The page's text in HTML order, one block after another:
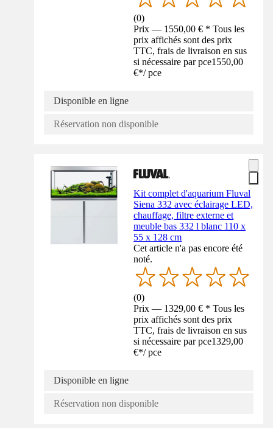
(0)
Prix — 1550,00 € * Tous les
prix affichés sont des prix
TTC, frais de livraison en sus
si nécessaire par pce1550,00
€*/ pce
Disponible en ligne
Réservation non disponible
Kit complet d'aquarium Fluval
Siena 332 avec éclairage LED,
chauffage, filtre externe et
meuble bas 332 l blanc 110 x
55 x 128 cm
Cet article n'a pas encore été
noté.
(0)
Prix — 1329,00 € * Tous les
prix affichés sont des prix
TTC, frais de livraison en sus
si nécessaire par pce1329,00
€*/ pce
Disponible en ligne
Réservation non disponible